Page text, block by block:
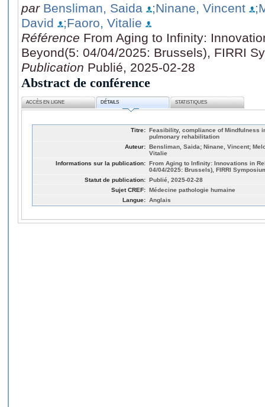
par Bensliman, Saida ;Ninane, Vincent
David
;Faoro, Vitalie
Référence From Aging to Infinity:
Beyond(5: 04/04/2025: Brussels), FIRRI
Publication Publié, 2025-02-28
Abstract de conférence
ACCÈS EN LIGNE DÉTAILS STATISTIQUES
Titre: Feasibility, compliance of Mindfulness
pulmonary rehabilitation
Auteur: Bensliman, Saida; Ninane, Vincent;
Vitalie
Informations sur la publication: From Aging to Infinity: Innovations in
04/04/2025: Brussels), FIRRI
Statut de publication: Publié, 2025-02-28
Sujet CREF: Médecine pathologie humaine
Langue: Anglais